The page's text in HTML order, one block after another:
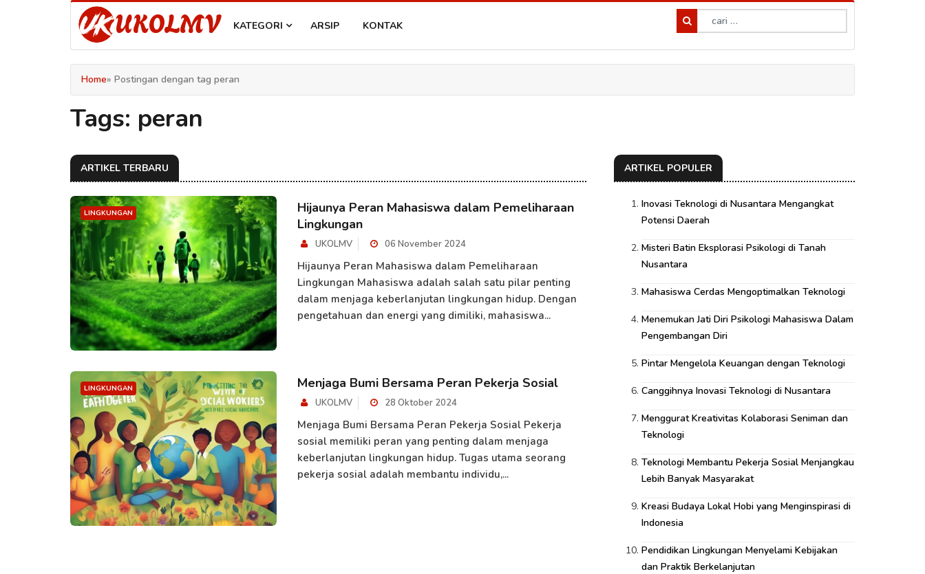
UKOLMV KATEGORI ARSIP KONTAK
Home» Postingan dengan tag peran
Tags: peran
ARTIKEL TERBARU
LINGKUNGAN
Hijaunya Peran Mahasiswa dalam Pemeliharaan
Lingkungan
UKOLMV 06 November 2024
Hijaunya Peran Mahasiswa dalam Pemeliharaan
Lingkungan Mahasiswa adalah salah satu pilar penting
dalam menjaga keberlanjutan lingkungan hidup. Dengan
pengetahuan dan energi yang dimiliki, mahasiswa...
LINGKUNGAN Menjaga Bumi Bersama Peran Pekerja Sosial
UKOLMV 28 Oktober 2024
Menjaga Bumi Bersama Peran Pekerja Sosial Pekerja
sosial memiliki peran yang penting dalam menjaga
keberlanjutan lingkungan hidup. Tugas utama seorang
pekerja sosial adalah membantu individu,...
ARTIKEL POPULER
Inovasi Teknologi di Nusantara Mengangkat
Potensi Daerah
Misteri Batin Eksplorasi Psikologi di Tanah
Nusantara
Mahasiswa Cerdas Mengoptimalkan Teknologi
Menemukan Jati Diri Psikologi Mahasiswa Dalam
Pengembangan Diri
Pintar Mengelola Keuangan dengan Teknologi
Canggihnya Inovasi Teknologi di Nusantara
Menggurat Kreativitas Kolaborasi Seniman dan
Teknologi
Teknologi Membantu Pekerja Sosial Menjangkau
Lebih Banyak Masyarakat
Kreasi Budaya Lokal Hobi yang Menginspirasi di
Indonesia
Pendidikan Lingkungan Menyelami Kebijakan
dan Praktik Berkelanjutan